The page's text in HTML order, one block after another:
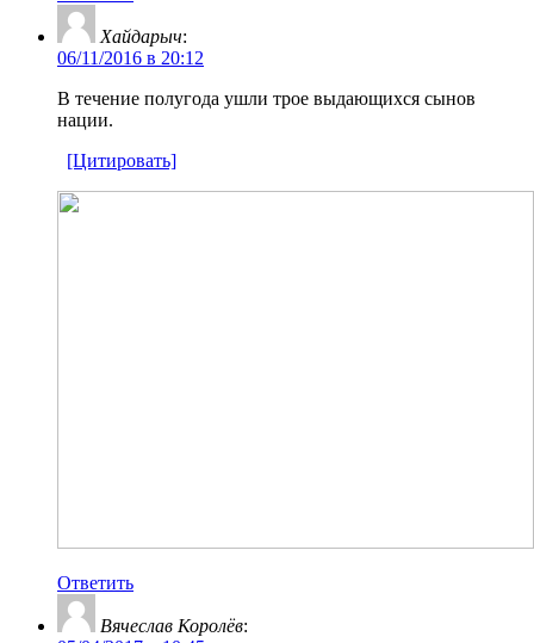
Хайдарыч:
06/11/2016 в 20:12
В течение полугода ушли трое выдающихся сынов
нации.
[Цитировать]
Ответить
Вячеслав Королёв: